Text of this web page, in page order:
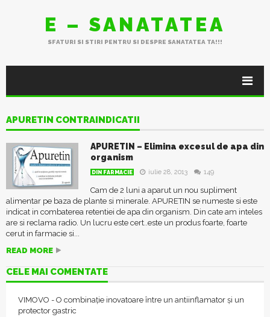
E – SANATATEA
SFATURI SI STIRI PENTRU SI DESPRE SANATATEA TA!!!
APURETIN CONTRAINDICATII
APURETIN – Elimina excesul de apa din
organism
DIN FARMACIE iulie 28, 2013 149
Cam de 2 luni a aparut un nou supliment
alimentar pe baza de plante si minerale. APURETIN se numeste si este
indicat in combaterea retentiei de apa din organism. Din cate am inteles
are si reclama radio. Un lucru este cert..este un produs foarte, foarte
cerut in farmacie si...
READ MORE
CELE MAI COMENTATE
VIMOVO - O combinație inovatoare între un antiinflamator și un
protector gastric